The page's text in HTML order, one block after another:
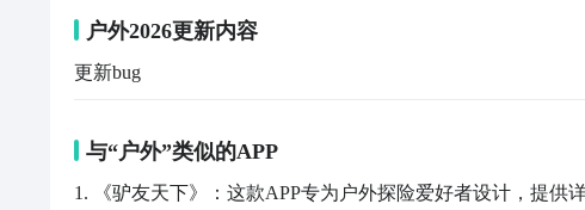
户外2026更新内容
更新bug
与“户外”类似的APP
1. 《驴友天下》：这款APP专为户外探险爱好者设计，提